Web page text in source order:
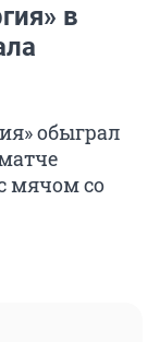
в
обыграл
мячом со